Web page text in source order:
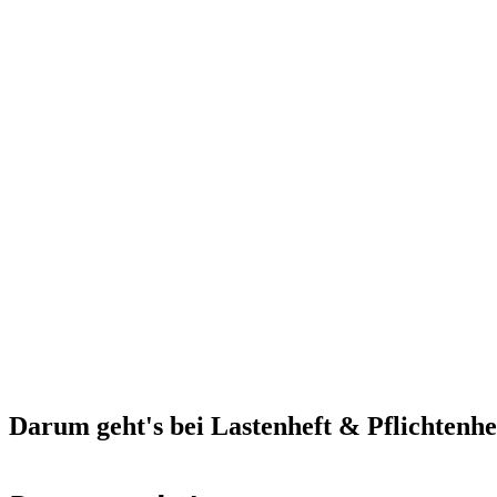
Darum geht's bei Lastenheft &